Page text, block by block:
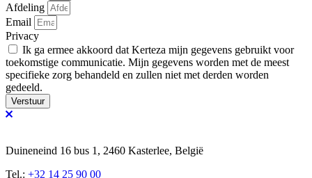
Afdeling
Email
Privacy
Ik ga ermee akkoord dat Kerteza mijn gegevens gebruikt voor
toekomstige communicatie. Mijn gegevens worden met de meest
specifieke zorg behandeld en zullen niet met derden worden
gedeeld.
Verstuur
Duineneind 16 bus 1, 2460 Kasterlee, België
Tel.: +32 14 25 90 00